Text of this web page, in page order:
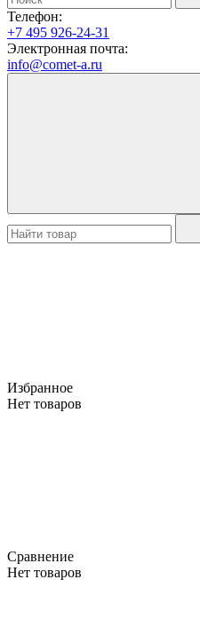
Телефон:
+7 495 926-24-31
Электронная почта:
info@comet-a.ru
Избранное
Нет товаров
Сравнение
Нет товаров